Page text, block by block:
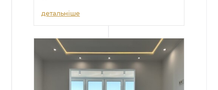
детальніше